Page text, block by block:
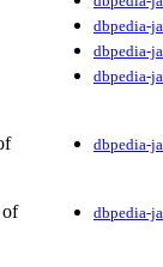
dbpedia-ja
dbpedia-ja
dbpedia-ja
dbpedia-ja
of dbpedia-ja